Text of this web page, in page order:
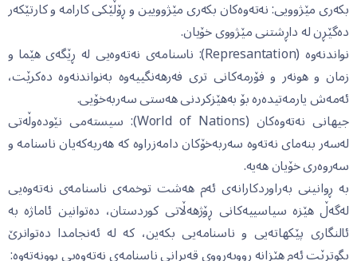
بکەری مێژوویی: نەتەوەکان بکەری مێژوویین و ڕۆڵێکی کارامە و کارتێکەر
دەگێڕن لە داڕشتنی مێژووی خۆیان.
نواندنەوە (Represantation): ناسنامەی نەتەوەیی لە ڕێگەی هێما و
زمان و هونەر و فۆرمەکانی تری فەرهەنگییەوە بەنواندنەوە دەکرێت،
ئەمەش یارمەتیدەرە بۆ بەهێزکردنی هەستی سەربەخۆیی.
جیهانی نەتەوەکان (World of Nations): سیستەمی نێودەوڵەتی
لەسەر بنەمای نەتەوە سەربەخۆکان دامەزراوە کە هەریەکەیان ناسنامە و
سەروەری خۆیان هەیە.
بە ڕوانینی بەراوردکارانەی ئەم هەشت توخمەی ناسنامەی نەتەوەیی
لەگەڵ هێزە سیاسییەکانی ڕۆژهەڵاتی کوردستان، دەتوانین ئاماژە بە
ئالنگاری پێکهاتەیی و ناسنامەیی بکەین، کە لە ئەنجامدا دەتوانرێ
بگوترێت ئەم هێزانە ڕووبەڕووی قەیرانی ناسنامەی نەتەوەیی بوونەتەوە: